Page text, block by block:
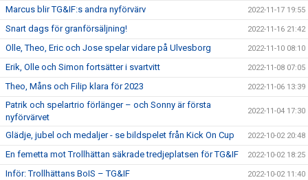
Marcus blir TG&IF:s andra nyförvärv 2022-11-17 19:55
Snart dags för granförsäljning! 2022-11-16 21:42
Olle, Theo, Eric och Jose spelar vidare på Ulvesborg 2022-11-10 08:10
Erik, Olle och Simon fortsätter i svartvitt 2022-11-08 07:05
Theo, Måns och Filip klara för 2023 2022-11-06 13:39
Patrik och spelartrio förlänger – och Sonny är första
nyförvärvet
2022-11-04 17:30
Glädje, jubel och medaljer - se bildspelet från Kick On Cup 2022-10-02 20:48
En femetta mot Trollhättan säkrade tredjeplatsen för TG&IF 2022-10-02 18:25
Inför: Trollhättans BoIS – TG&IF 2022-10-02 11:40